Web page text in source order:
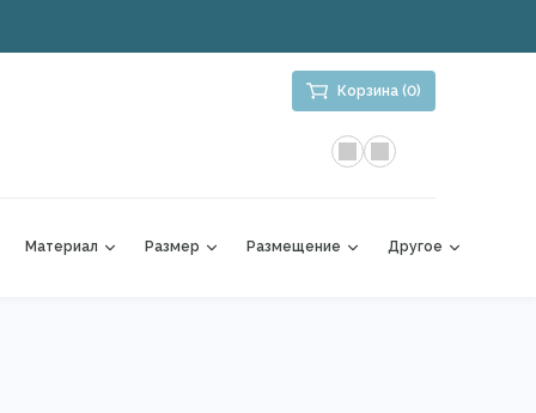
Корзина (0)
Материал Размер Размещение Другое